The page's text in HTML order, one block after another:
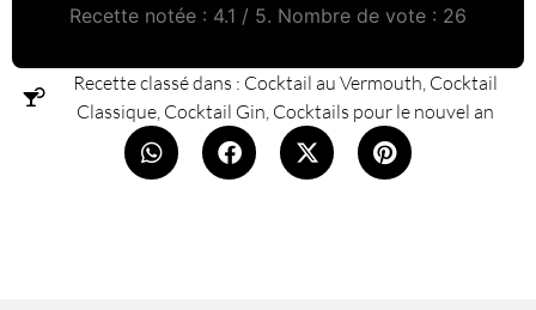
Recette notée : 4.1 / 5. Nombre de vote : 26
Recette classé dans : Cocktail au Vermouth, Cocktail
Classique, Cocktail Gin, Cocktails pour le nouvel an